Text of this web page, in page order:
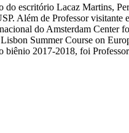
escritório Lacaz Martins,
Além de Professor visitante
do Amsterdam Center
Summer Course on
2017-2018, foi